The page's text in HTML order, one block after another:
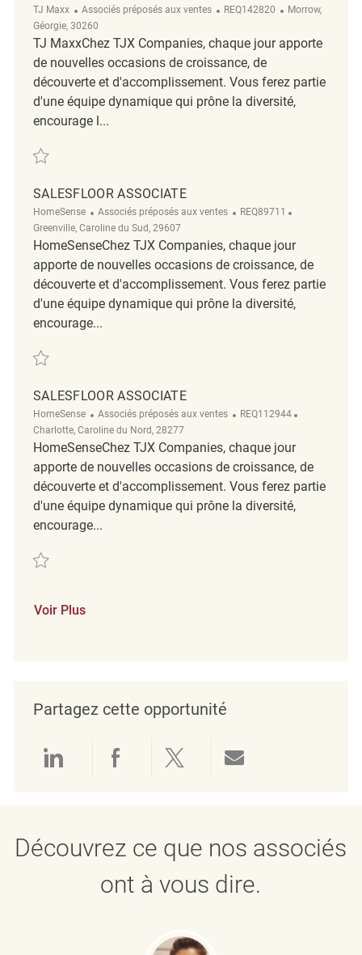
TJ Maxx Catégorie
Associés préposés aux ventes ReqId
REQ142820 Emplacement
Morrow,
Géorgie, 30260
TJ MaxxChez TJX Companies, chaque jour apporte
de nouvelles occasions de croissance, de
découverte et d'accomplissement. Vous ferez partie
d'une équipe dynamique qui prône la diversité,
encourage l...
Sauvegarder Overnight Merchandising Associate REQ142820
SALESFLOOR ASSOCIATE
HomeSense Catégorie
Associés préposés aux ventes ReqId
REQ89711
Greenville, Caroline du Sud, 29607
HomeSenseChez TJX Companies, chaque jour
apporte de nouvelles occasions de croissance, de
découverte et d'accomplissement. Vous ferez partie
d'une équipe dynamique qui prône la diversité,
encourage...
Sauvegarder Salesfloor Associate REQ89711
SALESFLOOR ASSOCIATE
HomeSense Catégorie
Associés préposés aux ventes ReqId
REQ112944
Charlotte, Caroline du Nord, 28277
HomeSenseChez TJX Companies, chaque jour
apporte de nouvelles occasions de croissance, de
découverte et d'accomplissement. Vous ferez partie
d'une équipe dynamique qui prône la diversité,
encourage...
Sauvegarder Salesfloor Associate REQ112944
Voir Plus
Partagez cette opportunité
Partager via LinkedIn
Partager via Facebook
Partager via twitter
Découvrez ce que nos associés
ont à vous dire.